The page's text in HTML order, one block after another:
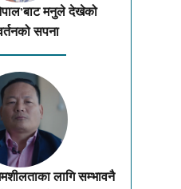
मनुले देखेको
सपना
लागि सम्भावनै